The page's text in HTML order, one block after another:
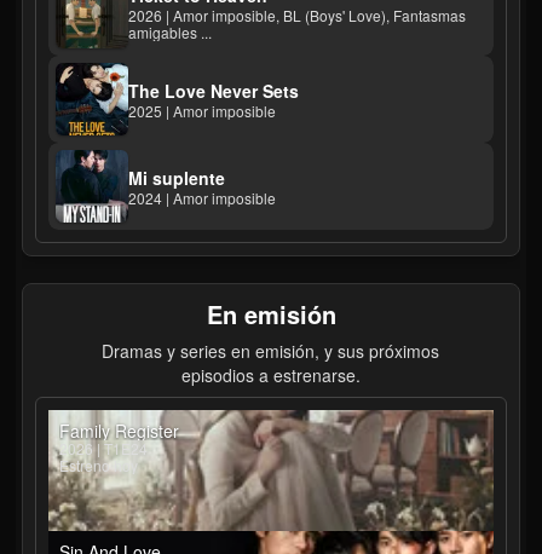
2026 | Amor imposible, BL (Boys' Love), Fantasmas
amigables ...
The Love Never Sets
2025 | Amor imposible
Mi suplente
2024 | Amor imposible
En emisión
Dramas y series en emisión, y sus próximos
episodios a estrenarse.
Family Register
2026 | T1E24
Estreno hoy